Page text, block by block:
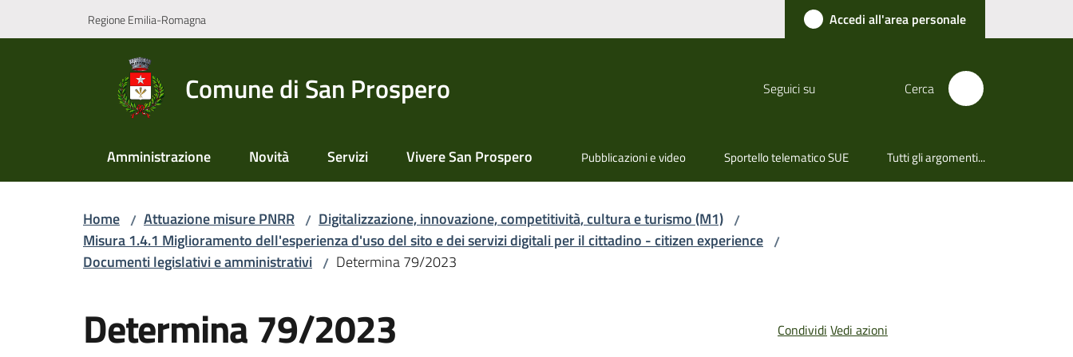
Regione Emilia-Romagna Accedi all'area personale
Comune di San Prospero Seguici su Cerca
Amministrazione Novità Servizi Vivere San Prospero Pubblicazioni e video Sportello telematico SUE Tutti gli argomenti...
Home / Attuazione misure PNRR / Digitalizzazione, innovazione, competitività, cultura e turismo (M1) /
Misura 1.4.1 Miglioramento dell'esperienza d'uso del sito e dei servizi digitali per il cittadino - citizen experience /
Documenti legislativi e amministrativi / Determina 79/2023
Determina 79/2023 Condividi Vedi azioni